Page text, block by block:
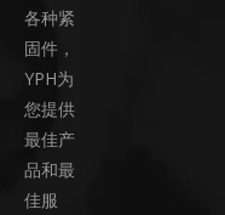
各种紧
固件，
YPH为
您提供
最佳产
品和最
佳服